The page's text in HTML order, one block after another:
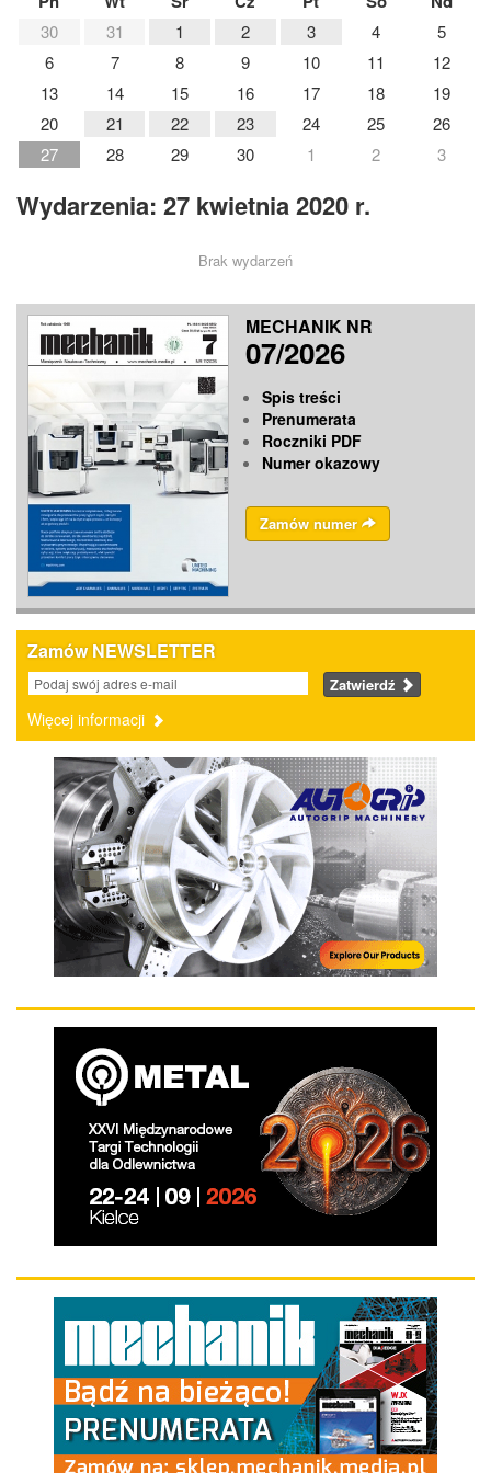
30 31 1 2 3 4
5
6
7 8 9 10 11
12
13
14 15 16 17 18
19
20
21 22 23 24 25
26
27
28 29 30 1 2 3
Wydarzenia: 27 kwietnia 2020 r.
Brak wydarzeń
MECHANIK NR
07/2026
Spis treści
Prenumerata
Roczniki PDF
Numer okazowy
Zamów numer
Zamów NEWSLETTER
Zatwierdź
Więcej informacji